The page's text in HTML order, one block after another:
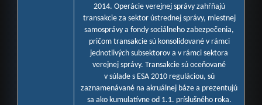
2014. Operácie verejnej správy zahŕňajú
transakcie za sektor ústrednej správy, miestnej
samosprávy a fondy sociálneho zabezpečenia,
pričom transakcie sú konsolidované v rámci
jednotlivých subsektorov a v rámci sektora
verejnej správy. Transakcie sú oceňované
v súlade s ESA 2010 reguláciou, sú
zaznamenávané na akruálnej báze a prezentujú
sa ako kumulatívne od 1.1. príslušného roka.